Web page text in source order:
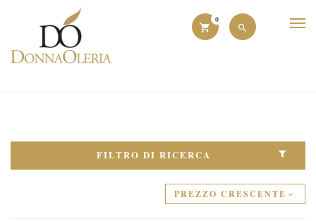
0
FILTRO DI RICERCA
PREZZO CRESCENTE